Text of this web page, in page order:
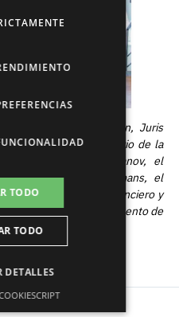
de Administración, Juris
y Plenipotenciario de la
Kadambay Sultanov, el
Grindeks, Kirovs Lipmans, el
el Director Financiero y
y la Jefa del Departamento de
TODO
TODO
DETALLES